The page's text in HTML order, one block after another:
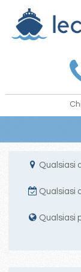
Qualsiasi
Qualsiasi
Qualsiasi